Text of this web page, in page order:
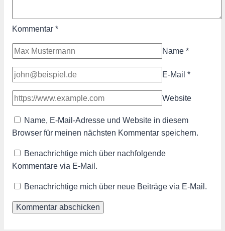
Kommentar *
Name *
E-Mail *
Website
Name, E-Mail-Adresse und Website in diesem
Browser für meinen nächsten Kommentar speichern.
Benachrichtige mich über nachfolgende
Kommentare via E-Mail.
Benachrichtige mich über neue Beiträge via E-Mail.